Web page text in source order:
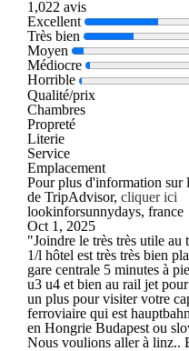
1,022 avis
Excellent
Très bien
Moyen
Médiocre
Horrible
Qualité/prix
Chambres
Propreté
Literie
Service
Emplacement
Pour plus d'information sur
de TripAdvisor, cliquer ici
lookinforsunnydays, france
Oct 1, 2025
"Joindre le très très utile au
1/l hôtel est très très bien
gare centrale 5 minutes à
u3 u4 et bien au rail jet
un plus pour visiter votre
ferroviaire qui est
en Hongrie Budapest ou
Nous voulions aller à linz..